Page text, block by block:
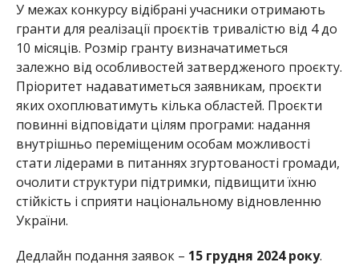
У межах конкурсу відібрані учасники отримають
гранти для реалізації проєктів тривалістю від 4 до
10 місяців. Розмір гранту визначатиметься
залежно від особливостей затвердженого проєкту.
Пріоритет надаватиметься заявникам, проєкти
яких охоплюватимуть кілька областей. Проєкти
повинні відповідати цілям програми: надання
внутрішньо переміщеним особам можливості
стати лідерами в питаннях згуртованості громади,
очолити структури підтримки, підвищити їхню
стійкість і сприяти національному відновленню
України.
Дедлайн подання заявок – 15 грудня 2024 року.